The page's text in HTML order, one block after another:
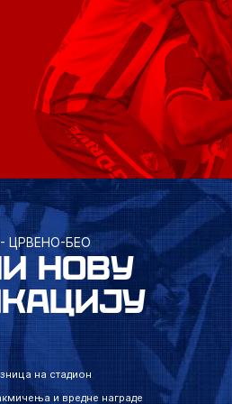
ЦРВЕНО-БЕО
НОВУ
на стадион
и вредне награде